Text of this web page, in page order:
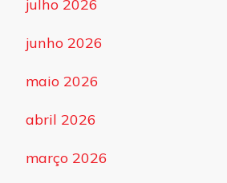
julho 2026
junho 2026
maio 2026
abril 2026
março 2026